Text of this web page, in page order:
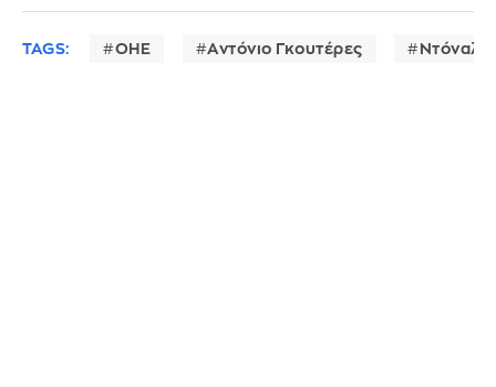
TAGS: ΟΗΕ Αντόνιο Γκουτέρες